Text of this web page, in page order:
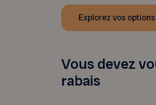
Explorez vos options
Vous devez
rabais